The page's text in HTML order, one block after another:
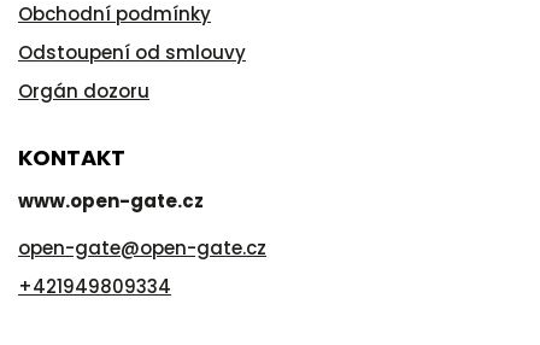
Obchodní podmínky
Odstoupení od smlouvy
Orgán dozoru
KONTAKT
www.open-gate.cz
open-gate@open-gate.cz
+421949809334